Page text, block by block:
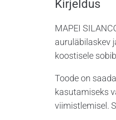
Kirjeldus
MAPEI
auruläbilaskev
koostisele
Toode on
kasutamiseks
viimistlemisel.